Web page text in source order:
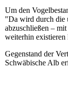
Um den
"Da wird durch die
abzuschließen –
weiterhin existieren
Gegenstand der
Schwäbische Alb